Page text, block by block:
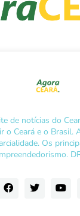
de notícias do
o Ceará e o Brasil.
Os